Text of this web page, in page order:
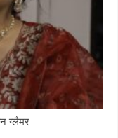
ग्लैमर